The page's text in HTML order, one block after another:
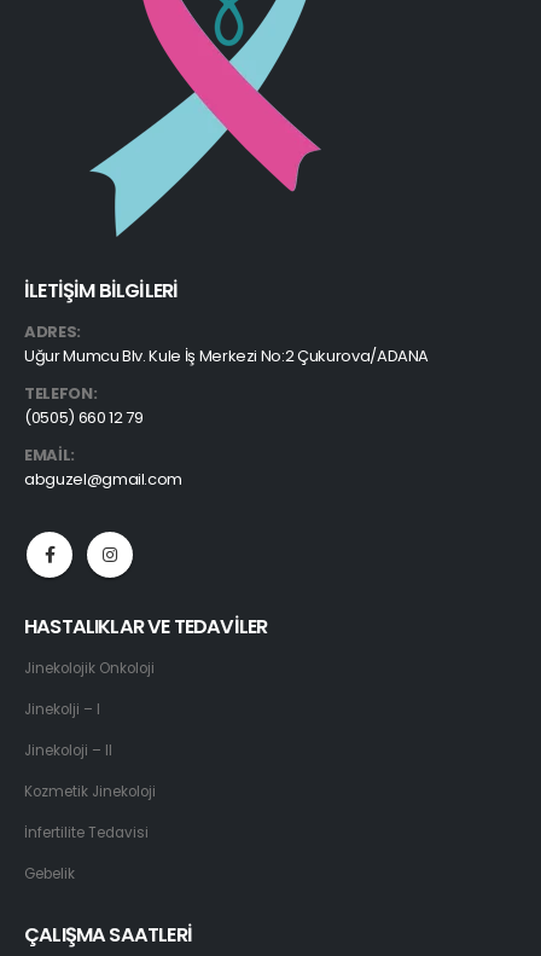
İLETİŞİM BİLGİLERİ
ADRES:
Uğur Mumcu Blv. Kule İş Merkezi No:2 Çukurova/ADANA
TELEFON:
(0505) 660 12 79
EMAIL:
abguzel@gmail.com
HASTALIKLAR VE TEDAVİLER
Jinekolojik Onkoloji
Jinekolji – I
Jinekoloji – II
Kozmetik Jinekoloji
İnfertilite Tedavisi
Gebelik
ÇALIŞMA SAATLERİ